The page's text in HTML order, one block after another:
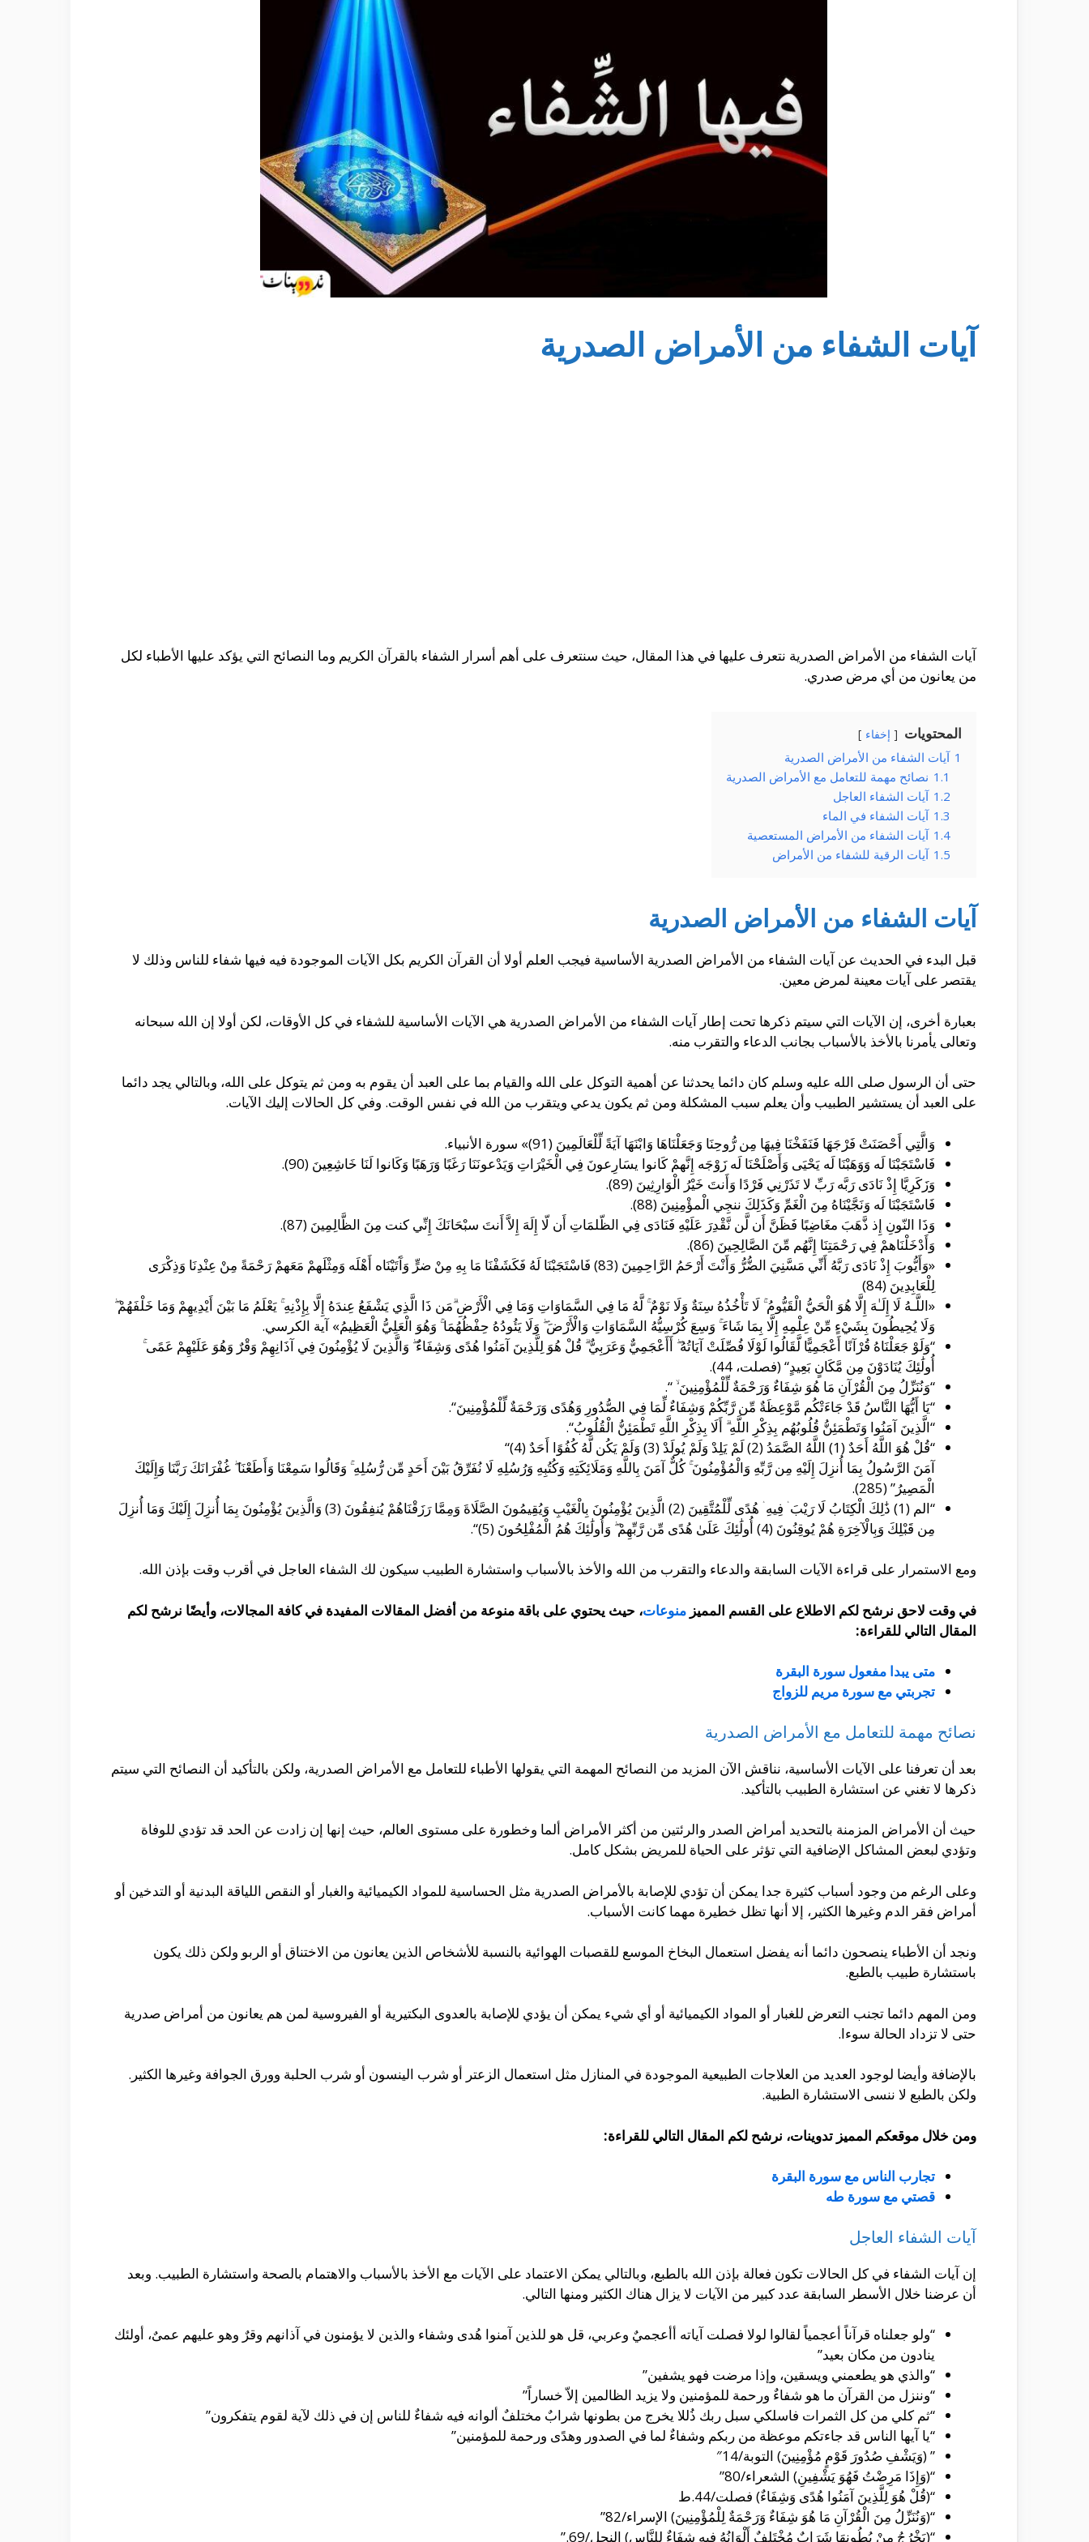
آيات الشفاء من الأمراض الصدرية
آيات الشفاء من الأمراض الصدرية نتعرف عليها في هذا المقال، حيث سنتعرف على أهم أسرار الشفاء بالقرآن الكريم وما النصائح التي يؤكد عليها الأطباء لكل
من يعانون من أي مرض صدري.
المحتويات إخفاء
1 آيات الشفاء من الأمراض الصدرية
1.1 نصائح مهمة للتعامل مع الأمراض الصدرية
1.2 آيات الشفاء العاجل
1.3 آيات الشفاء في الماء
1.4 آيات الشفاء من الأمراض المستعصية
1.5 آيات الرقية للشفاء من الأمراض
آيات الشفاء من الأمراض الصدرية
قبل البدء في الحديث عن آيات الشفاء من الأمراض الصدرية الأساسية فيجب العلم أولا أن القرآن الكريم بكل الآيات الموجودة فيه فيها شفاء للناس وذلك لا
يقتصر على آيات معينة لمرض معين.
بعبارة أخرى، إن الآيات التي سيتم ذكرها تحت إطار آيات الشفاء من الأمراض الصدرية هي الآيات الأساسية للشفاء في كل الأوقات، لكن أولا إن الله سبحانه
وتعالى يأمرنا بالأخذ بالأسباب بجانب الدعاء والتقرب منه.
حتى أن الرسول صلى الله عليه وسلم كان دائما يحدثنا عن أهمية التوكل على الله والقيام بما على العبد أن يقوم به ومن ثم يتوكل على الله، وبالتالي يجد دائما
على العبد أن يستشير الطبيب وأن يعلم سبب المشكلة ومن ثم يكون يدعي ويتقرب من الله في نفس الوقت. وفي كل الحالات إليك الآيات.
وَالَّتِي أَحْصَنَتْ فَرْجَهَا فَنَفَخْنَا فِيهَا مِن رُّوحِنَا وَجَعَلْنَاهَا وَابْنَهَا آيَةً لِّلْعَالَمِينَ (91)» سورة الأنبياء.
فَاسْتَجَبْنَا لَه وَوَهَبْنَا لَه يَحْيَى وَأَصْلَحْنَا لَه زَوْجَه إِنَّهمْ كَانوا يسَارِعونَ فِي الْخَيْرَاتِ وَيَدْعونَنَا رَغَبًا وَرَهَبًا وَكَانوا لَنَا خَاشِعِينَ (90).
وَزَكَرِيَّا إِذْ نَادَى رَبَّه رَبِّ لا تَذَرْنِي فَرْدًا وَأَنتَ خَيْرُ الْوَارِثِينَ (89).
فَاسْتَجَبْنَا لَه وَنَجَّيْنَاهُ مِنَ الْغَمِّ وَكَذَلِكَ ننجِي الْمؤْمِنِينَ (88).
وَذَا النّونِ إِذ ذَّهَبَ مغَاضِبًا فَظَنَّ أَن لَّن نَّقْدِرَ عَلَيْهِ فَنَادَى فِي الظّلمَاتِ أَن لّا إِلَهَ إِلاَّ أَنتَ سبْحَانَكَ إِنِّي كنت مِنَ الظَّالِمِينَ (87).
وَأَدْخَلْنَاهمْ فِي رَحْمَتِنَا إِنَّهُم مِّنَ الصَّالِحِينَ (86).
«وَأَيُّوبَ إِذْ نَادَى رَبَّهُ أَنِّي مَسَّنِيَ الضُّرُّ وَأَنْتَ أَرْحَمُ الرَّاحِمِينَ (83) فَاسْتَجَبْنَا لَهُ فَكَشَفْنَا مَا بِهِ مِنْ ضرٍّ وَآَتَيْنَاه أَهْلَه وَمِثْلَهمْ مَعَهمْ رَحْمَةً مِنْ عِنْدِنَا وَذِكْرَى
لِلْعَابِدِينَ (84)
«اللَّـهُ لَا إِلَـٰهَ إِلَّا هُوَ الْحَيُّ الْقَيُّومُ ۚ لَا تَأْخُذُهُ سِنَةٌ وَلَا نَوْمٌ ۚ لَّهُ مَا فِي السَّمَاوَاتِ وَمَا فِي الْأَرْ‌ضِ ۗمَن ذَا الَّذِي يَشْفَعُ عِندَهُ إِلَّا بِإِذْنِهِ ۚ يَعْلَمُ مَا بَيْنَ أَيْدِيهِمْ وَمَا خَلْفَهُمْ ۖ
وَلَا يُحِيطُونَ بِشَيْءٍ مِّنْ عِلْمِهِ إِلَّا بِمَا شَاءَ ۚ وَسِعَ كُرْ‌سِيُّهُ السَّمَاوَاتِ وَالْأَرْ‌ضَ ۖ وَلَا يَئُودُهُ حِفْظُهُمَا ۚ وَهُوَ الْعَلِيُّ الْعَظِيمُ» آية الكرسي.
“وَلَوْ جَعَلْنَاهُ قُرْآنًا أَعْجَمِيًّا لَّقَالُوا لَوْلَا فُصِّلَتْ آيَاتُهُ ۖ أَأَعْجَمِيٌّ وَعَرَبِيٌّ ۗ قُلْ هُوَ لِلَّذِينَ آمَنُوا هُدًى وَشِفَاءٌ ۖ وَالَّذِينَ لَا يُؤْمِنُونَ فِي آذَانِهِمْ وَقْرٌ وَهُوَ عَلَيْهِمْ عَمًى ۚ
أُولَٰئِكَ يُنَادَوْنَ مِن مَّكَانٍ بَعِيدٍ“ (فصلت، 44).
“وَنُنَزِّلُ مِنَ الْقُرْآنِ مَا هُوَ شِفَاءٌ وَرَحْمَةٌ لِّلْمُؤْمِنِينَ ۙ “.
“يَا أَيُّهَا النَّاسُ قَدْ جَاءَتْكُم مَّوْعِظَةٌ مِّن رَّبِّكُمْ وَشِفَاءٌ لِّمَا فِي الصُّدُورِ وَهُدًى وَرَحْمَةٌ لِّلْمُؤْمِنِينَ“.
“الَّذِينَ آمَنُوا وَتَطْمَئِنُّ قُلُوبُهُم بِذِكْرِ اللَّهِ ۗ أَلَا بِذِكْرِ اللَّهِ تَطْمَئِنُّ الْقُلُوبُ“.
“قُلْ هُوَ اللَّهُ أَحَدٌ (1) اللَّهُ الصَّمَدُ (2) لَمْ يَلِدْ وَلَمْ يُولَدْ (3) وَلَمْ يَكُن لَّهُ كُفُوًا أَحَدٌ (4)“
آمَنَ الرَّسُولُ بِمَا أُنزِلَ إِلَيْهِ مِن رَّبِّهِ وَالْمُؤْمِنُونَ ۚ كُلٌّ آمَنَ بِاللَّهِ وَمَلَائِكَتِهِ وَكُتُبِهِ وَرُسُلِهِ لَا نُفَرِّقُ بَيْنَ أَحَدٍ مِّن رُّسُلِهِ ۚ وَقَالُوا سَمِعْنَا وَأَطَعْنَا ۖ غُفْرَانَكَ رَبَّنَا وَإِلَيْكَ
الْمَصِيرُ” (285).
“الم (1) ذَٰلِكَ الْكِتَابُ لَا رَيْبَ ۛ فِيهِ ۛ هُدًى لِّلْمُتَّقِينَ (2) الَّذِينَ يُؤْمِنُونَ بِالْغَيْبِ وَيُقِيمُونَ الصَّلَاةَ وَمِمَّا رَزَقْنَاهُمْ يُنفِقُونَ (3) وَالَّذِينَ يُؤْمِنُونَ بِمَا أُنزِلَ إِلَيْكَ وَمَا أُنزِلَ
مِن قَبْلِكَ وَبِالْآخِرَةِ هُمْ يُوقِنُونَ (4) أُولَٰئِكَ عَلَىٰ هُدًى مِّن رَّبِّهِمْ ۖ وَأُولَٰئِكَ هُمُ الْمُفْلِحُونَ (5)“.
ومع الاستمرار على قراءة الآيات السابقة والدعاء والتقرب من الله والأخذ بالأسباب واستشارة الطبيب سيكون لك الشفاء العاجل في أقرب وقت بإذن الله.
في وقت لاحق نرشح لكم الاطلاع على القسم المميز منوعات، حيث يحتوي على باقة منوعة من أفضل المقالات المفيدة في كافة المجالات، وأيضًا نرشح لكم
المقال التالي للقراءة:
متى يبدا مفعول سورة البقرة
تجربتي مع سورة مريم للزواج
نصائح مهمة للتعامل مع الأمراض الصدرية
بعد أن تعرفنا على الآيات الأساسية، نناقش الآن المزيد من النصائح المهمة التي يقولها الأطباء للتعامل مع الأمراض الصدرية، ولكن بالتأكيد أن النصائح التي سيتم
ذكرها لا تغني عن استشارة الطبيب بالتأكيد.
حيث أن الأمراض المزمنة بالتحديد أمراض الصدر والرئتين من أكثر الأمراض ألما وخطورة على مستوى العالم، حيث إنها إن زادت عن الحد قد تؤدي للوفاة
وتؤدي لبعض المشاكل الإضافية التي تؤثر على الحياة للمريض بشكل كامل.
وعلى الرغم من وجود أسباب كثيرة جدا يمكن أن تؤدي للإصابة بالأمراض الصدرية مثل الحساسية للمواد الكيميائية والغبار أو النقص اللياقة البدنية أو التدخين أو
أمراض فقر الدم وغيرها الكثير، إلا أنها تظل خطيرة مهما كانت الأسباب.
ونجد أن الأطباء ينصحون دائما أنه يفضل استعمال البخاخ الموسع للقصبات الهوائية بالنسبة للأشخاص الذين يعانون من الاختناق أو الربو ولكن ذلك يكون
باستشارة طبيب بالطبع.
ومن المهم دائما تجنب التعرض للغبار أو المواد الكيميائية أو أي شيء يمكن أن يؤدي للإصابة بالعدوى البكتيرية أو الفيروسية لمن هم يعانون من أمراض صدرية
حتى لا تزداد الحالة سوءا.
بالإضافة وأيضا لوجود العديد من العلاجات الطبيعية الموجودة في المنازل مثل استعمال الزعتر أو شرب الينسون أو شرب الحلبة وورق الجوافة وغيرها الكثير.
ولكن بالطبع لا ننسى الاستشارة الطبية.
ومن خلال موقعكم المميز تدوينات، نرشح لكم المقال التالي للقراءة:
تجارب الناس مع سورة البقرة
قصتي مع سورة طه
آيات الشفاء العاجل
إن آيات الشفاء في كل الحالات تكون فعالة بإذن الله بالطبع، وبالتالي يمكن الاعتماد على الآيات مع الأخذ بالأسباب والاهتمام بالصحة واستشارة الطبيب. وبعد
أن عرضنا خلال الأسطر السابقة عدد كبير من الآيات لا يزال هناك الكثير ومنها التالي.
“ولو جعلناه قرآناً أعجمياً لقالوا لولا فصلت آياته أأعجميٌ وعربي، قل هو للذين آمنوا هُدى وشفاء والذين لا يؤمنون في آذانهم وقرٌ وهو عليهم عمىٌ، أولئك
ينادون من مكان بعيد”
“والذي هو يطعمني ويسقين، وإذا مرضت فهو يشفين”
“وننزل من القرآن ما هو شفاءٌ ورحمة للمؤمنين ولا يزيد الظالمين إلاّ خساراً”
“ثم كلي من كل الثمرات فاسلكي سبل ربك ذُللا يخرج من بطونها شرابٌ مختلفٌ ألوانه فيه شفاءٌ للناس إن في ذلك لآية لقوم يتفكرون”
“يا آيها الناس قد جاءتكم موعظة من ربكم وشفاءٌ لما في الصدور وهدًى ورحمة للمؤمنين”
” (وَيَشْفِ صُدُورَ قَوْمٍ مُؤْمِنِينَ) التوبة/14″
“(وَإِذَا مَرِضْتُ فَهُوَ يَشْفِينِ) الشعراء/80”
“(قُلْ هُوَ لِلَّذِينَ آمَنُوا هُدًى وَشِفَاءٌ) فصلت/44.ط
“(وَنُنَزِّلُ مِنَ الْقُرْآنِ مَا هُوَ شِفَاءٌ وَرَحْمَةٌ لِلْمُؤْمِنِينَ) الإسراء/82”
“(يَخْرُجُ مِنْ بُطُونِهَا شَرَابٌ مُخْتَلِفٌ أَلْوَانُهُ فِيهِ شِفَاءٌ لِلنَّاسِ) النحل/69.”